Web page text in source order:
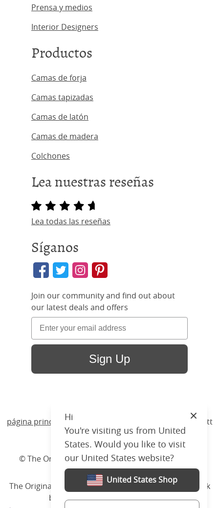
Prensa y medios
Interior Designers
Productos
Camas de forja
Camas tapizadas
Camas de latón
Camas de madera
Colchones
Lea nuestras reseñas
Lea todas las reseñas
Síganos
Join our community and find out about
our latest deals and offers
Sign Up
página principal/ Productos /
/ Beckett
Upholstered
© The Original Bedstead Co. (2026) Company No.
03662796 VAT No. 726 3896 02
The Original Bed Co.
is rated4.8stars by Reviews.co.uk
based on2274merchant reviews
Hi
You're visiting us from United
States. Would you like to visit
our United States website?
United States Shop
Close